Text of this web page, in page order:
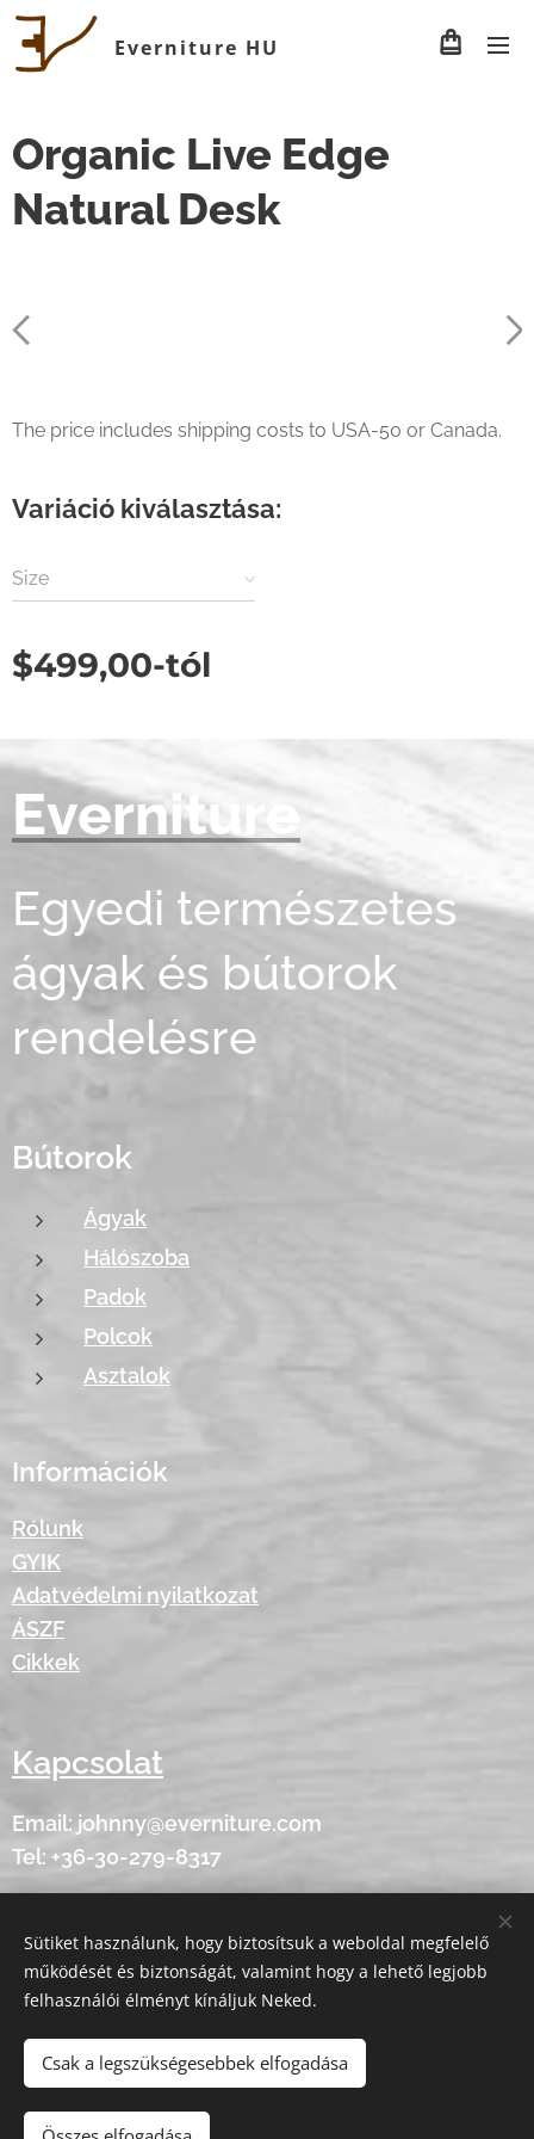
Everniture HU
Organic Live Edge
Natural Desk
The price includes shipping costs to USA-50 or Canada.
Variáció kiválasztása:
Size
$499,00-tól
Everniture
Egyedi természetes
ágyak és bútorok
rendelésre
Bútorok
Ágyak
Hálószoba
Padok
Polcok
Asztalok
Információk
Rólunk
GYIK
Adatvédelmi nyilatkozat
ÁSZF
Cikkek
Kapcsolat
Email: johnny@everniture.com
Tel: +36-30-279-8317
Minden jog fenntartva - © 2020 Everniture Sütik
Nyelvek
Sütiket használunk, hogy biztosítsuk a weboldal megfelelő
működését és biztonságát, valamint hogy a lehető legjobb
felhasználói élményt kínáljuk Neked.
Csak a legszükségesebbek elfogadása